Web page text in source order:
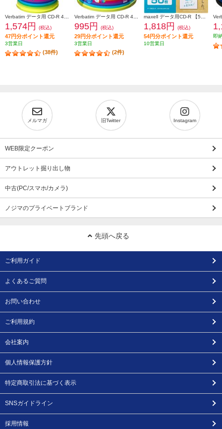
1,574円 (税込)
47円分ポイント還元
3営業日
(38件)
995円 (税込)
29円分ポイント還元
3営業日
(2件)
1,818円 (税込)
54円分ポイント還元
10営業日
即
メルマガ 旧Twitter Instagram
WEB限定クーポン
アウトレット掘り出し物
中古(PC/スマホ/カメラ)
ノジマのプライベートブランド
先頭へ戻る
ご利用ガイド
よくあるご質問
お問い合わせ
ご利用規約
会社案内
個人情報保護方針
特定商取引法に基づく表示
SNSガイドライン
採用情報